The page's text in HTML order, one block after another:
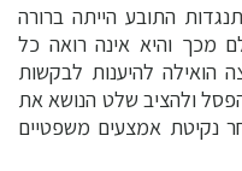
התובע הייתה ברורה
מכך והיא אינה רואה כל
הואילה להיענות לבקשות
ולהציב שלט הנושא את
נקיטת אמצעים משפטיים